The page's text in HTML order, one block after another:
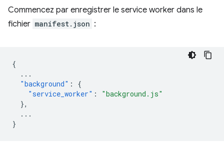
Commencez par enregistrer le service worker dans le
fichier manifest.json :
{
...
"background" :
{
"service_worker" :
"background.js"
},
...
}